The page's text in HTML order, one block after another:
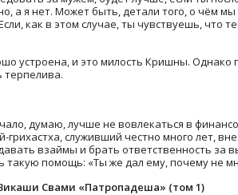
а я нет. Может быть, детали того, о чём
как в этом случае, ты чувствуешь,
устроена, и это милость Кришны.
терпелива.
думаю, лучше не вовлекаться в
служивший честно много лет,
взаймы и брать ответственность за
такую помощь: «Ты же дал ему, почему не
Свами «Патропадеша» (том 1)